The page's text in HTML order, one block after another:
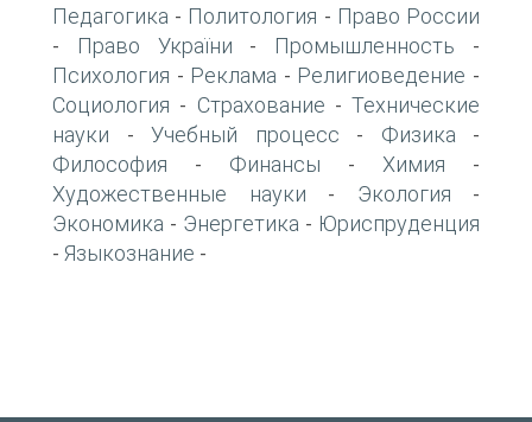
Педагогика - Политология - Право России
- Право України - Промышленность -
Психология - Реклама - Религиоведение -
Социология - Страхование - Технические
науки - Учебный процесс - Физика -
Философия - Финансы - Химия -
Художественные науки - Экология -
Экономика - Энергетика - Юриспруденция
- Языкознание -